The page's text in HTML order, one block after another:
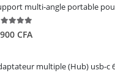
out of 5
CFA